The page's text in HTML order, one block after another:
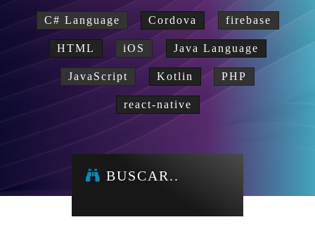
C# Language Cordova firebase
HTML iOS Java Language
JavaScript Kotlin PHP
react-native
BUSCAR..